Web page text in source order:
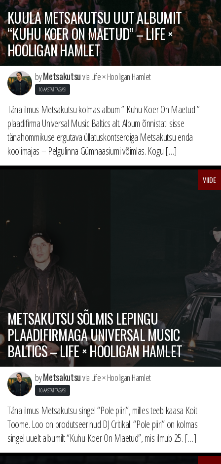
KUULA METSAKUTSU UUT ALBUMIT
“KUHU KOER ON MAETUD” – LIFE ×
HOOLIGAN HAMLET
byMetsakutsuvia Life × Hooligan Hamlet
10 AASTAT TAGASI
Täna ilmus Metsakutsu kolmas album ” Kuhu Koer On Maetud ”
plaadifirma Universal Music Baltics alt. Album õnnistati sisse
tänahommikuse ergutava üllatuskontserdiga Metsakutsu enda
koolimajas – Pelgulinna Gümnaasiumi võimlas. Kogu […]
VIIDE
METSAKUTSU SÕLMIS LEPINGU
PLAADIFIRMAGA UNIVERSAL MUSIC
BALTICS – LIFE × HOOLIGAN HAMLET
byMetsakutsuvia Life × Hooligan Hamlet
10 AASTAT TAGASI
Täna ilmus Metsakutsu singel “Pole piiri”, milles teeb kaasa Koit
Toome. Loo on produtseerinud DJ Critikal. “Pole piiri” on kolmas
singel uuelt albumilt “Kuhu Koer On Maetud”, mis ilmub 25. […]